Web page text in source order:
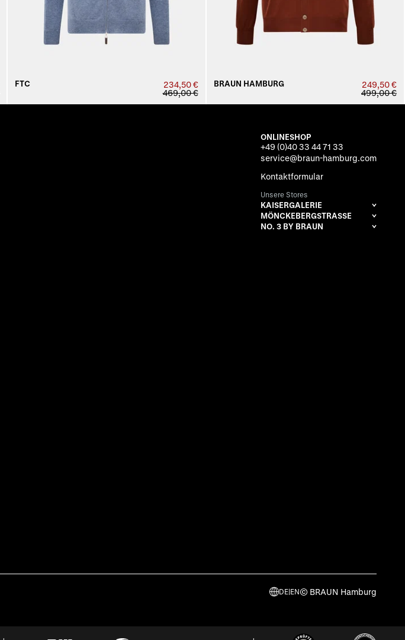
FTC
234,50 €
469,00 €
BRAUN HAMBURG
249,50 €
499,00 €
ONLINESHOP
+49 (0)40 33 44 71 33
service@braun-hamburg.com
Kontaktformular
Unsere Stores
KAISERGALERIE
MÖNCKEBERGSTRASSE
NO. 3 BY BRAUN
DE|EN© BRAUN Hamburg